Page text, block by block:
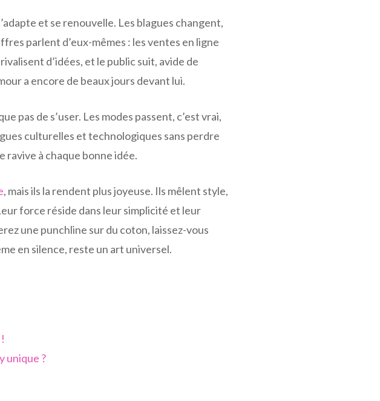
et se renouvelle. Les blagues changent,
parlent d’eux-mêmes : les ventes en ligne
d’idées, et le public suit, avide de
a encore de beaux jours devant lui.
pas de s’user. Les modes passent, c’est vrai,
culturelles et technologiques sans perdre
ravive à chaque bonne idée.
, mais ils la rendent plus joyeuse. Ils mêlent style,
force réside dans leur simplicité et leur
une punchline sur du coton, laissez-vous
en silence, reste un art universel.
unique ?